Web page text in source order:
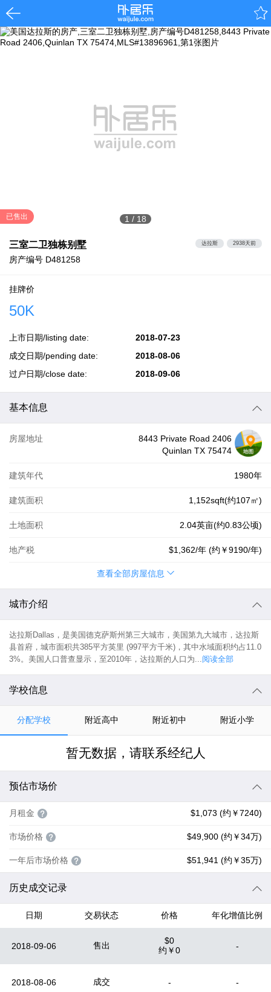
1 / 18
已售出
三室二卫独栋别墅
房产编号 D481258
达拉斯 2938天前
挂牌价
50K
上市日期/listing date:
成交日期/pending date:
过户日期/close date:
2018-07-23
2018-08-06
2018-09-06
基本信息
房屋地址
8443 Private Road 2406
Quinlan TX 75474
建筑年代 1980年
建筑面积 1,152sqft(约107㎡)
土地面积 2.04英亩(约0.83公顷)
地产税 $1,362/年 (约 ￥9190/年)
查看全部房屋信息
城市介绍
达拉斯Dallas，是美国德克萨斯州第三大城市，美国第九大城市，达拉斯
县首府，城市面积共385平方英里 (997平方千米)，其中水域面积约占11.0
3%。美国人口普查显示，至2010年，达拉斯的人口为...阅读全部
学校信息
分配学校 附近高中 附近初中 附近小学
暂无数据，请联系经纪人
预估市场价
月租金 $1,073 (约￥7240)
市场价格 $49,900 (约￥34万)
一年后市场价格 $51,941 (约￥35万)
历史成交记录
日期 交易状态 价格 年化增值比例
2018-09-06 售出
$0
约 ￥0 -
2018-08-06 成交 - -